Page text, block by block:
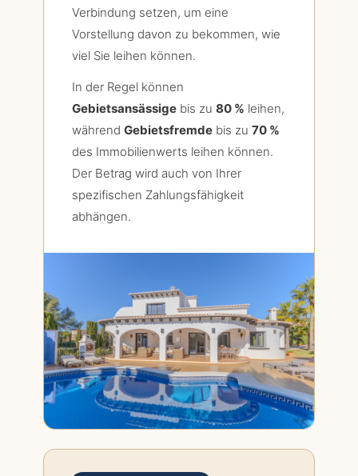
Verbindung setzen, um eine
Vorstellung davon zu bekommen, wie
viel Sie leihen können.
In der Regel können
Gebietsansässige bis zu 80 % leihen,
während Gebietsfremde bis zu 70 %
des Immobilienwerts leihen können.
Der Betrag wird auch von Ihrer
spezifischen Zahlungsfähigkeit
abhängen.